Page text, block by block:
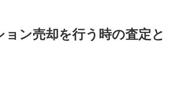
ン売却を行う時の査定と